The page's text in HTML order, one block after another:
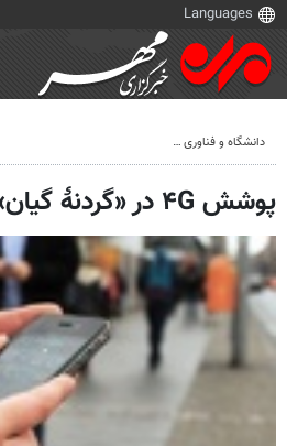
دانشگاه و فناوری
پوشش ۴G در «گردنۀ گیان» تفرش برقرار شد